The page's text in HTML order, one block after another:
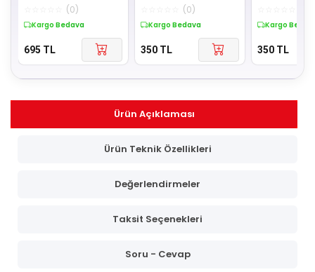
Boyama Yelpaze
(0)
Kargo Bedava
695 TL
(0)
Kargo Bedava
350 TL
Kargo
350 TL
Ürün Açıklaması
Ürün Teknik Özellikleri
Değerlendirmeler
Taksit Seçenekleri
Soru - Cevap